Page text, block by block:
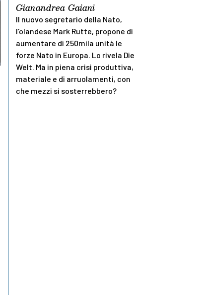
Gianandrea Gaiani
Il nuovo segretario della Nato,
l'olandese Mark Rutte, propone di
aumentare di 250mila unità le
forze Nato in Europa. Lo rivela Die
Welt. Ma in piena crisi produttiva,
materiale e di arruolamenti, con
che mezzi si sosterrebbero?